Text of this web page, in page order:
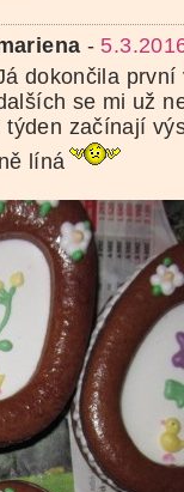
-
dokončila
se mi už
týden začínají
líná